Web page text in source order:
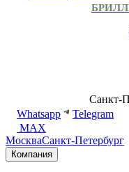
Санкт-
Whatsapp
Telegram
MAX
МоскваСанкт-Петербург
Компания